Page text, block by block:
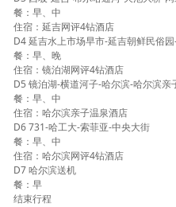
餐：早、中
住宿：延吉网评4钻酒店
D4 延吉水上市场早市-延吉朝鲜民俗
餐：早、晚
住宿：镜泊湖网评4钻酒店
D5 镜泊湖-横道河子-哈尔滨-哈尔滨亲
餐：早、中
住宿：哈尔滨亲子温泉酒店
D6 731-哈工大-索菲亚-中央大街
餐：早、中
住宿：哈尔滨网评4钻酒店
D7 哈尔滨送机
餐：早
结束行程